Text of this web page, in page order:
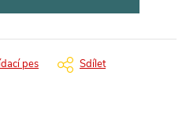
pes Sdílet